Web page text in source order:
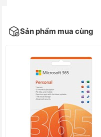
Sản phẩm mua cùng